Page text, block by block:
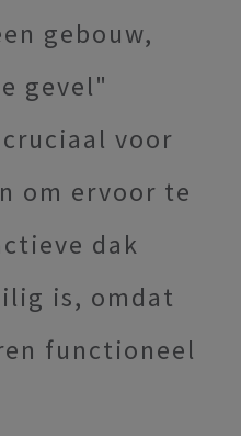
gebouw,
gevel"
voor
om ervoor te
dak
is, omdat
functioneel